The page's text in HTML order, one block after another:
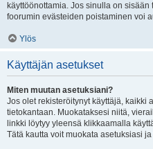
käyttöönottamia. Jos sinulla on
foorumin evästeiden poistaminen voi
Ylös
Käyttäjän asetukset
Miten muutan asetuksiani?
Jos olet rekisteröitynyt käyttäjä, kaikki
tietokantaan. Muokataksesi niitä,
linkki löytyy yleensä klikkaamalla
Tätä kautta voit muokata asetuksiasi